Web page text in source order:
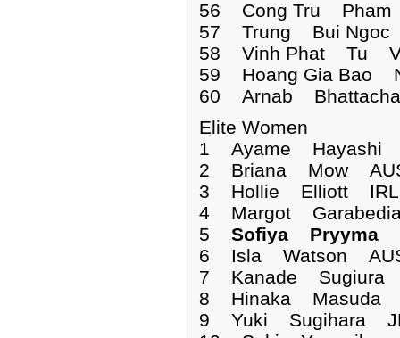
56 Cong Tru
57 Trung Bui
58 Vinh Phat Tu
59 Hoang Gia Bao
60 Arnab
Elite Women
1 Ayame
2 Briana Mow
3 Hollie Elliott IRL
4 Margot
5 Sofiya Pryyma
6 Isla Watson
7 Kanade Sugiura
8 Hinaka Masuda
9 Yuki Sugihara